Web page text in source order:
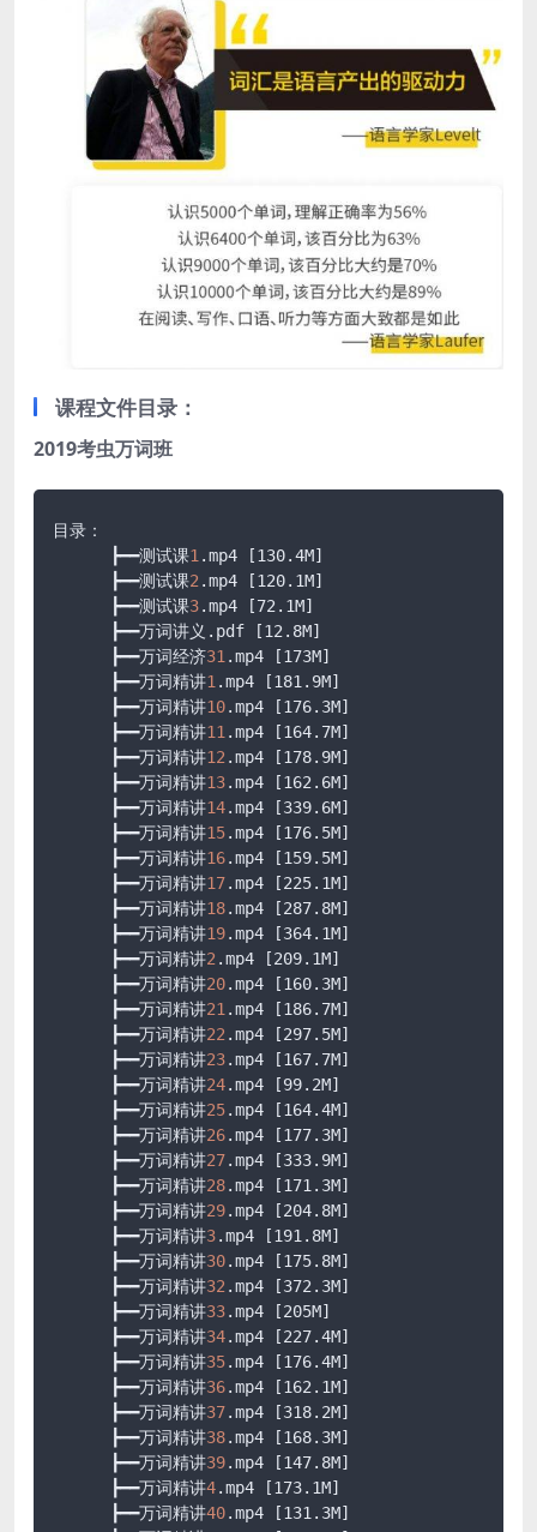
课程文件目录：
2019考虫万词班
目录：
      ┣━━测试课
1 .mp4
[130.4M]
      ┣━━测试课
2 .mp4
[120.1M]
      ┣━━测试课
3.mp4
[72.1M]
      ┣━━万词讲义
.pdf
[12.8M]
      ┣━━万词经济
31 .mp4
[173M]
      ┣━━万词精讲
1 .mp4
[181.9M]
      ┣━━万词精讲
10.mp4
[176.3M]
      ┣━━万词精讲
11 .mp4
[164.7M]
      ┣━━万词精讲
12 .mp4
[178.9M]
      ┣━━万词精讲
13.mp4
[162.6M]
      ┣━━万词精讲
14.mp4
[339.6M]
      ┣━━万词精讲
15.mp4
[176.5M]
      ┣━━万词精讲
16.mp4
[159.5M]
      ┣━━万词精讲
17.mp4
[225.1M]
      ┣━━万词精讲
18.mp4
[287.8M]
      ┣━━万词精讲
19.mp4
[364.1M]
      ┣━━万词精讲
2 .mp4
[209.1M]
      ┣━━万词精讲
20.mp4
[160.3M]
      ┣━━万词精讲
21 .mp4
[186.7M]
      ┣━━万词精讲
22 .mp4
[297.5M]
      ┣━━万词精讲
23.mp4
[167.7M]
      ┣━━万词精讲
24.mp4
[99.2M]
      ┣━━万词精讲
25.mp4
[164.4M]
      ┣━━万词精讲
26.mp4
[177.3M]
      ┣━━万词精讲
27.mp4
[333.9M]
      ┣━━万词精讲
28.mp4
[171.3M]
      ┣━━万词精讲
29.mp4
[204.8M]
      ┣━━万词精讲
3.mp4
[191.8M]
      ┣━━万词精讲
30.mp4
[175.8M]
      ┣━━万词精讲
32 .mp4
[372.3M]
      ┣━━万词精讲
33.mp4
[205M]
      ┣━━万词精讲
34.mp4
[227.4M]
      ┣━━万词精讲
35.mp4
[176.4M]
      ┣━━万词精讲
36.mp4
[162.1M]
      ┣━━万词精讲
37.mp4
[318.2M]
      ┣━━万词精讲
38.mp4
[168.3M]
      ┣━━万词精讲
39.mp4
[147.8M]
      ┣━━万词精讲
4.mp4
[173.1M]
      ┣━━万词精讲
40.mp4
[131.3M]